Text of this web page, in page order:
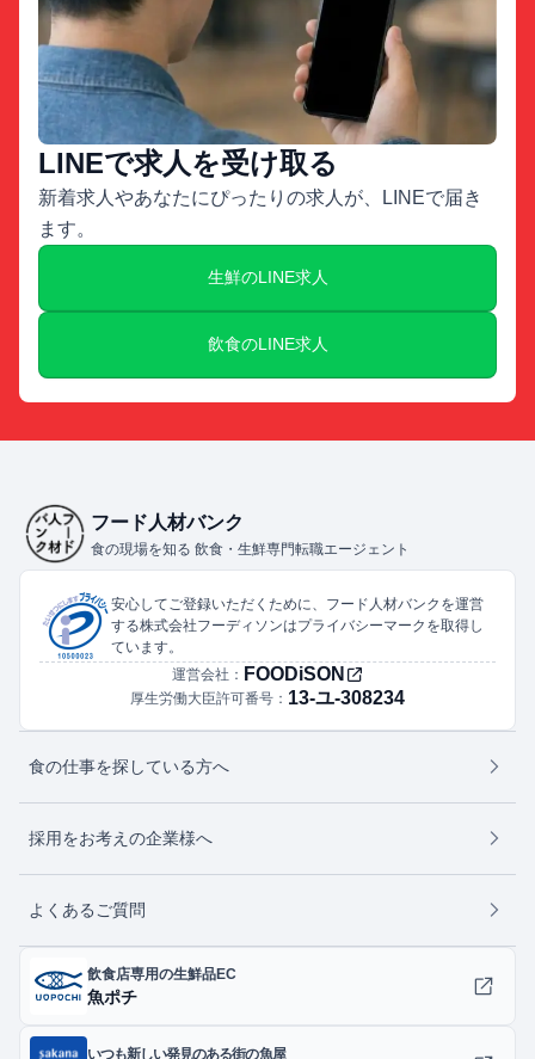
LINEで求人を受け取る
新着求人やあなたにぴったりの求人が、LINEで届き
ます。
生鮮のLINE求人
飲食のLINE求人
フード人材バンク
食の現場を知る 飲食・生鮮専門転職エージェント
安心してご登録いただくために、フード人材バンクを運営
する株式会社フーディソンはプライバシーマークを取得し
ています。
運営会社： FOODiSON
厚生労働大臣許可番号： 13-ユ-308234
食の仕事を探している方へ
採用をお考えの企業様へ
よくあるご質問
飲食店専用の生鮮品EC
魚ポチ
いつも新しい発見のある街の魚屋